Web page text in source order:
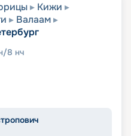
Кижи
Валаам
/8 нч